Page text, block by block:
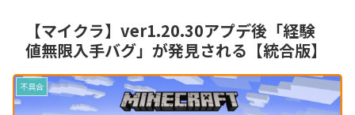
【マイクラ】ver1.20.30アプデ後「経験
値無限入手バグ」が発見される【統合版】
不具合